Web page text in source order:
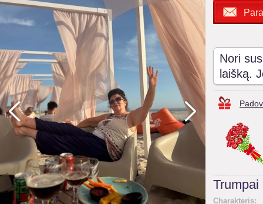
Nori
laišką.
Trumpai
Charakteris: